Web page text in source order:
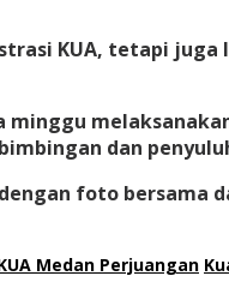
KUA, tetapi
minggu
dan
foto
Medan Perjuangan